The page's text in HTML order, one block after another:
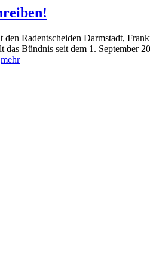
Radentscheiden Darmstadt,
das Bündnis seit dem 1.
mehr